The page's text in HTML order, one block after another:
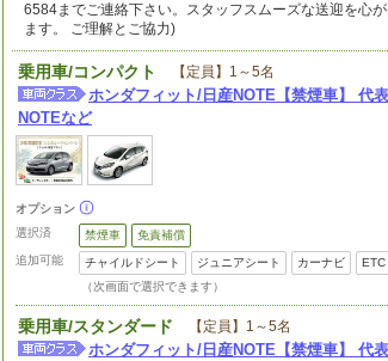
6584までご連絡下さい。スタッフスムーズな送迎を心
ます。 ご理解とご協力)
乗用車/コンパクト 【定員】1～5名
ホンダフィット/日産NOTE【禁煙車】
NOTEなど
オプション
選択済
禁煙車
免責補償
追加可能
チャイルドシート ジュニアシート カーナビ ETC
（次画面で選択できます）
乗用車/スタンダード 【定員】1～5名
ホンダフィット/日産NOTE【禁煙車】